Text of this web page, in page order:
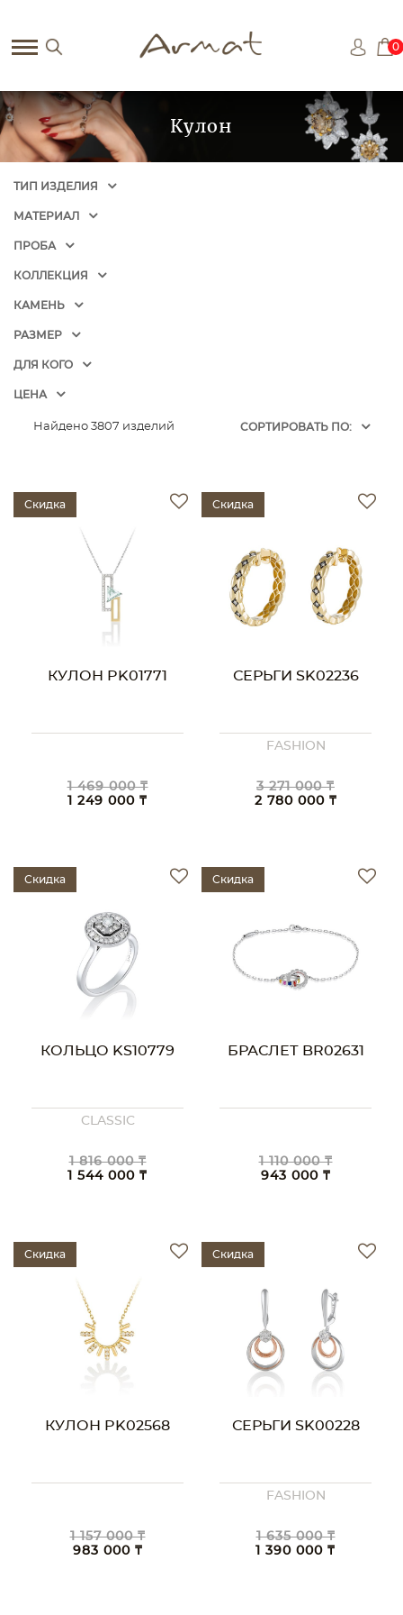
0
Кулон
ТИП ИЗДЕЛИЯ
МАТЕРИАЛ
ПРОБА
КОЛЛЕКЦИЯ
КАМЕНЬ
РАЗМЕР
ДЛЯ КОГО
ЦЕНА
Найдено 3807 изделий CОРТИРОВАТЬ ПО:
Скидка
КУЛОН PK01771
1 469 000 ₸
1 249 000 ₸
Скидка
СЕРЬГИ SK02236
FASHION
3 271 000 ₸
2 780 000 ₸
Скидка
КОЛЬЦО KS10779
CLASSIC
1 816 000 ₸
1 544 000 ₸
Скидка
БРАСЛЕТ BR02631
1 110 000 ₸
943 000 ₸
Скидка
КУЛОН PK02568
1 157 000 ₸
983 000 ₸
Скидка
СЕРЬГИ SK00228
FASHION
1 635 000 ₸
1 390 000 ₸